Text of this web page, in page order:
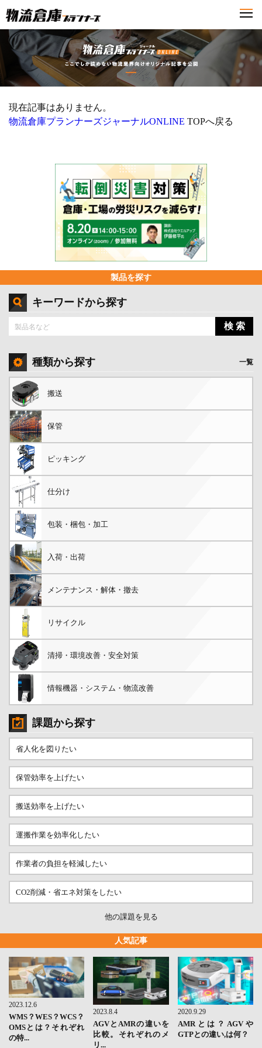
製品を探す
キーワードから探す
検 索
種類から探す 一覧
搬送
保管
ピッキング
仕分け
包装・梱包・加工
入荷・出荷
メンテナンス・解体・撤去
リサイクル
清掃・環境改善・安全対策
情報機器・システム・物流改善
課題から探す
省人化を図りたい
保管効率を上げたい
搬送効率を上げたい
運搬作業を効率化したい
作業者の負担を軽減したい
CO2削減・省エネ対策をしたい
他の課題を見る
人気記事
2023.12.6
WMS？WES？WCS？
OMSとは？それぞれ
の特...
2023.8.4
AGVとAMRの違いを
比較。それぞれのメ
リ...
2020.9.29
AMRとは？AGVや
GTPとの違い,は何？
現在記事はありません。
物流倉庫プランナーズジャーナルONLINE TOPへ戻る